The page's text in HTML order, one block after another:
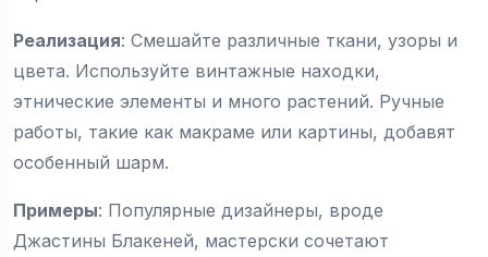
Реализация: Смешайте различные ткани, узоры и
цвета. Используйте винтажные находки,
этнические элементы и много растений. Ручные
работы, такие как макраме или картины, добавят
особенный шарм.
Примеры: Популярные дизайнеры, вроде
Джастины Блакеней, мастерски сочетают